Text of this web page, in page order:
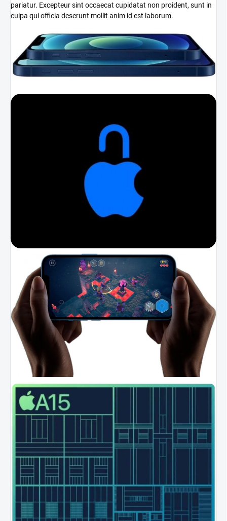
pariatur. Excepteur sint occaecat cupidatat non proident, sunt in
culpa qui officia deserunt mollit anim id est laborum.